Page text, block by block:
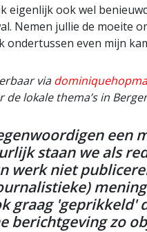
eigenlijk ook wel
Nemen jullie de moeite
ondertussen even mijn
via
lokale thema’s in
een
staan we als
werk niet
graag 'geprikkeld'
berichtgeving zo